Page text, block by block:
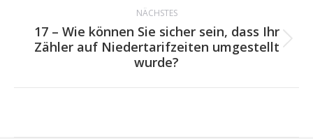
NÄCHSTES
Nächster
Beitrag:
17 – Wie können Sie sicher sein, dass Ihr
Zähler auf Niedertarifzeiten umgestellt
wurde?